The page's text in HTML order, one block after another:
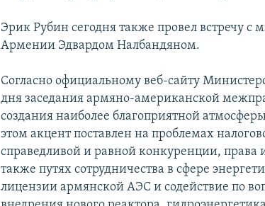
Эрик Рубин сегодня также провел встречу
Армении Эдвардом Налбандяном.
Согласно официальному веб-сайту
дня заседания армяно-американской
создания наиболее благоприятной
этом акцент поставлен на проблемах
справедливой и равной конкуренции, права
также путях сотрудничества в сфере
лицензии армянской АЭС и содействие по